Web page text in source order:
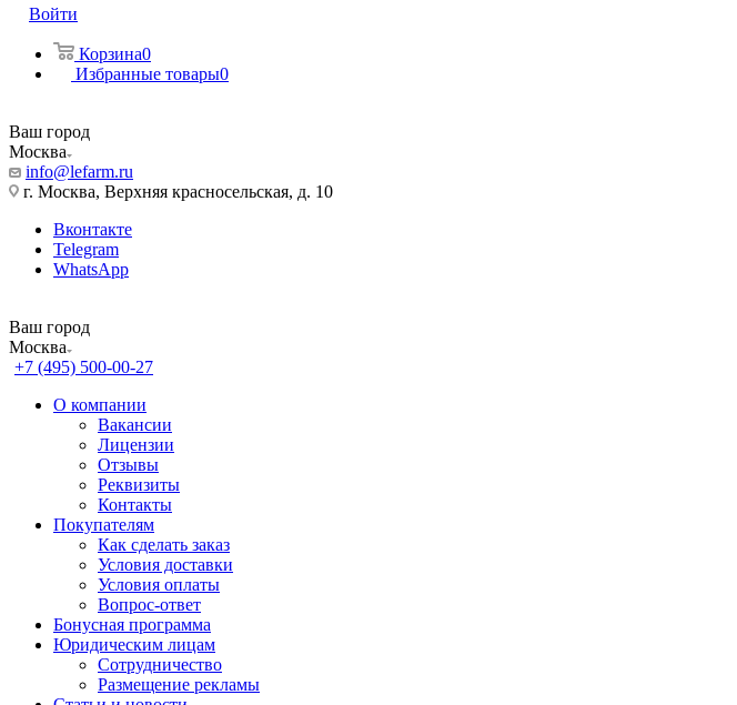
Войти
Корзина0
Избранные товары0
Ваш город
Москва
info@lefarm.ru
г. Москва, Верхняя красносельская, д. 10
Вконтакте
Telegram
WhatsApp
Ваш город
Москва
+7 (495) 500-00-27
О компании
Вакансии
Лицензии
Отзывы
Реквизиты
Контакты
Покупателям
Как сделать заказ
Условия доставки
Условия оплаты
Вопрос-ответ
Бонусная программа
Юридическим лицам
Сотрудничество
Размещение рекламы